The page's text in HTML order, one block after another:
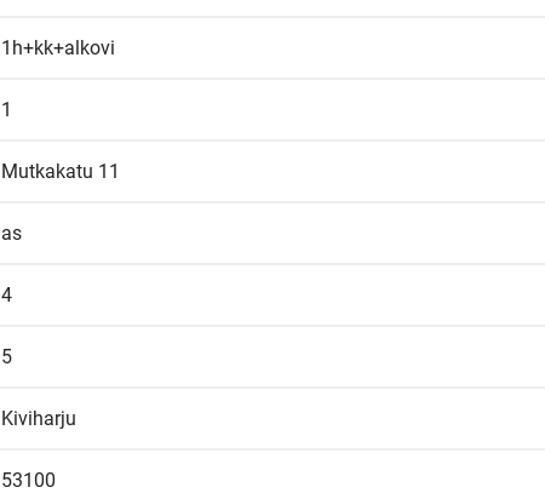
1h+kk+alkovi
1
Mutkakatu 11
as
4
5
Kiviharju
53100